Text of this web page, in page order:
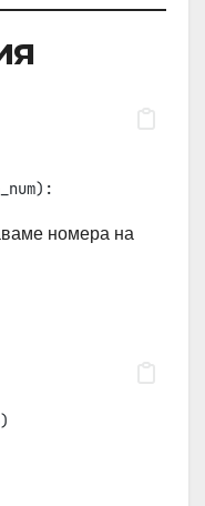
номера на
)